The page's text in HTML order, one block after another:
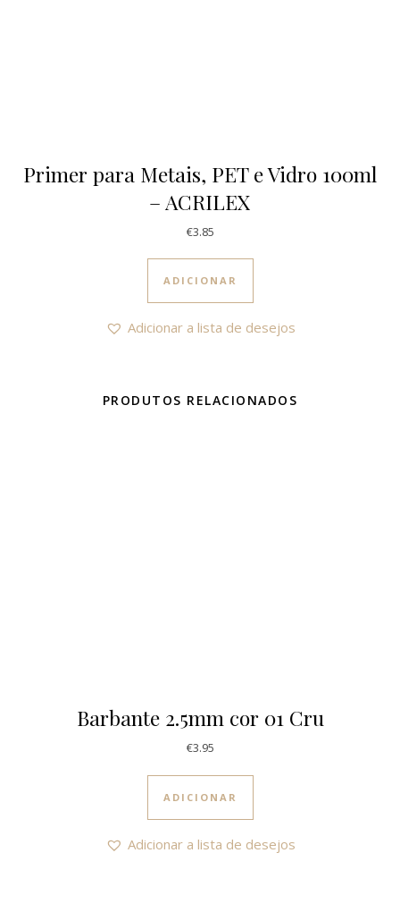
Primer para Metais, PET e Vidro 100ml
– ACRILEX
€3.85
ADICIONAR
Adicionar a lista de desejos
PRODUTOS RELACIONADOS
Barbante 2.5mm cor 01 Cru
€3.95
ADICIONAR
Adicionar a lista de desejos